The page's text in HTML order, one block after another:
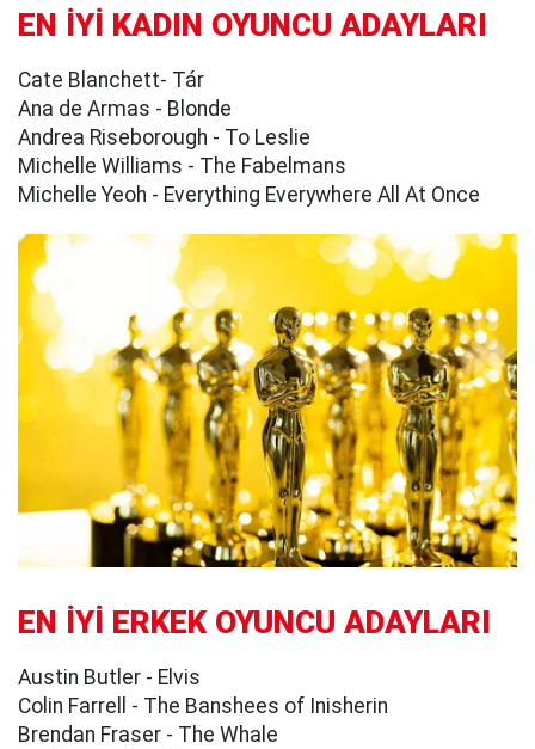
EN İYİ KADIN OYUNCU ADAYLARI
Cate Blanchett- Tár
Ana de Armas - Blonde
Andrea Riseborough - To Leslie
Michelle Williams - The Fabelmans
Michelle Yeoh - Everything Everywhere All At Once
EN İYİ ERKEK OYUNCU ADAYLARI
Austin Butler - Elvis
Colin Farrell - The Banshees of Inisherin
Brendan Fraser - The Whale